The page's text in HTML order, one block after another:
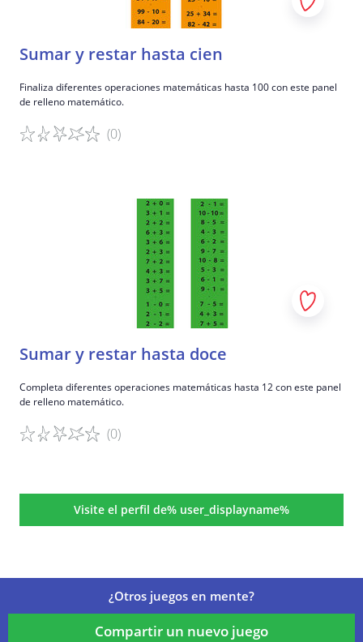
Sumar y restar hasta cien
Finaliza diferentes operaciones matemáticas hasta 100 con este panel
de relleno matemático.
(0)
Sumar y restar hasta doce
Completa diferentes operaciones matemáticas hasta 12 con este panel
de relleno matemático.
(0)
Visite el perfil de% user_displayname%
¿Otros juegos en mente?
Compartir un nuevo juego